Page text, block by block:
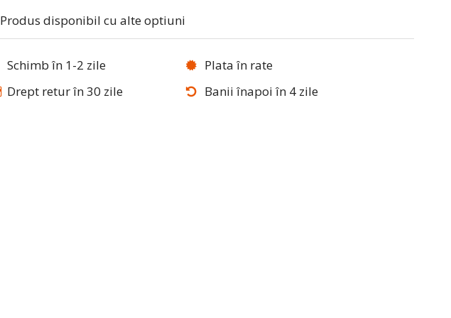
Produs disponibil cu alte optiuni
Schimb în 1-2 zile
Plata în rate
Drept retur în 30 zile
Banii înapoi în 4 zile